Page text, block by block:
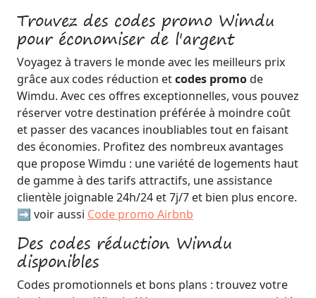
Trouvez des codes promo Wimdu
pour économiser de l'argent
Voyagez à travers le monde avec les meilleurs prix
grâce aux codes réduction etcodes promode
Wimdu. Avec ces offres exceptionnelles, vous pouvez
réserver votre destination préférée à moindre coût
et passer des vacances inoubliables tout en faisant
des économies. Profitez des nombreux avantages
que propose Wimdu : une variété de logements haut
de gamme à des tarifs attractifs, une assistance
clientèle joignable 24h/24 et 7j/7 et bien plus encore.
➡️ voir aussi Code promo Airbnb
Des codes réduction Wimdu
disponibles
Codes promotionnels et bons plans : trouvez votre